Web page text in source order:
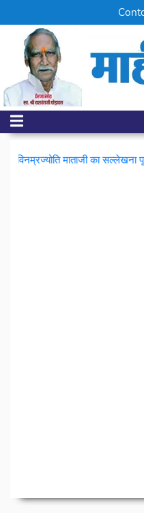
का सल्लेखना पूर्वक उत्कृष्ट समाधि